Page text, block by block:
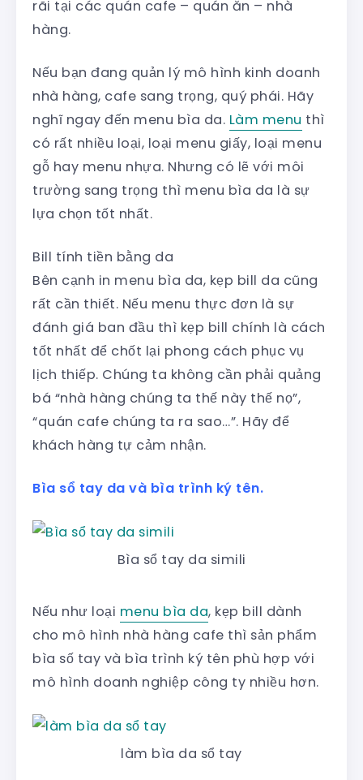
rãi tại các quán cafe – quán ăn – nhà
hàng.
Nếu bạn đang quản lý mô hình kinh doanh
nhà hàng, cafe sang trọng, quý phái. Hãy
nghĩ ngay đến menu bìa da. Làm menu thì
có rất nhiều loại, loại menu giấy, loại menu
gỗ hay menu nhựa. Nhưng có lẽ với môi
trường sang trọng thì menu bìa da là sự
lựa chọn tốt nhất.
Bill tính tiền bằng da
Bên cạnh in menu bìa da, kẹp bill da cũng
rất cần thiết. Nếu menu thực đơn là sự
đánh giá ban đầu thì kẹp bill chính là cách
tốt nhất để chốt lại phong cách phục vụ
lịch thiếp. Chúng ta không cần phải quảng
bá “nhà hàng chúng ta thế này thế nọ”,
“quán cafe chúng ta ra sao…”. Hãy để
khách hàng tự cảm nhận.
Bìa sổ tay da và bìa trình ký tên.
Bìa sổ tay da simili
Nếu như loại menu bìa da, kẹp bill dành
cho mô hình nhà hàng cafe thì sản phẩm
bìa số tay và bìa trình ký tên phù hợp với
mô hình doanh nghiệp công ty nhiều hơn.
làm bìa da sổ tay